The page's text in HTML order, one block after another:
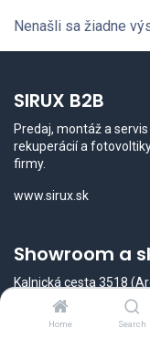
Home Search
Nenašli sa žiadne
SIRUX B2B
Predaj, montáž a
rekuperácií a
firmy.
www.sirux.sk
Showroom a
Kalnická cesta 3518
934 01 Levice
+421 948 543 214